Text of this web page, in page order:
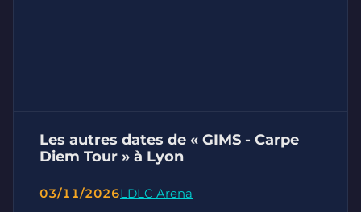
Les autres dates de « GIMS - Carpe
Diem Tour » à Lyon
03/11/2026LDLC Arena